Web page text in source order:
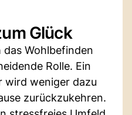
Glück
das Wohlbefinden
Rolle. Ein
wird weniger dazu
zurückzukehren.